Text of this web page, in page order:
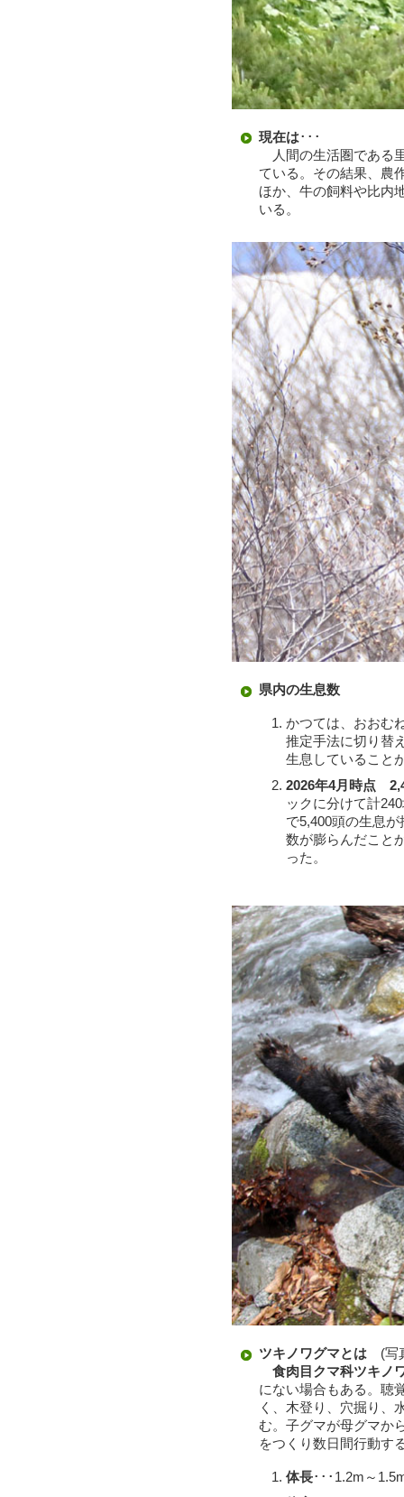
現在は･･･
人間の生活圏である
ている。その結果、農
ほか、牛の飼料や比内
いる。
県内の生息数
かつては、おおむ
推定手法に切り替
生息していること
2026年4月時点
ックに分けて計
で5,400頭の生息
数が膨らんだこと
った。
ツキノワグマとは (写
食肉目クマ科ツキノ
にない場合もある。聴
く、木登り、穴掘り、
む。子グマが母グマか
をつくり数日間行動す
体長･･･1.2m～